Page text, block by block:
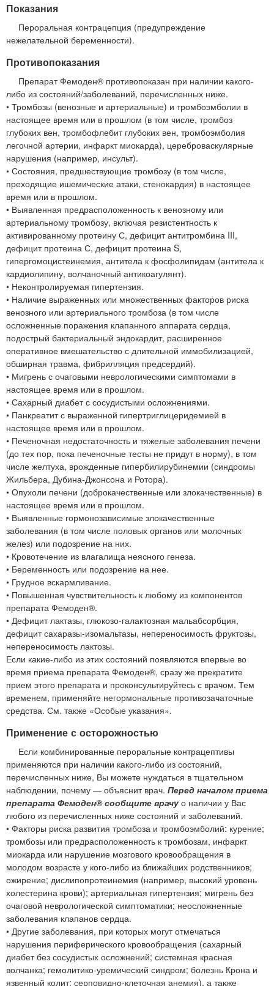
Показания
Пероральная контрацепция (предупреждение
нежелательной беременности).
Противопоказания
Препарат Фемоден® противопоказан при наличии какого-
либо из состояний/заболеваний, перечисленных ниже.
• Тромбозы (венозные и артериальные) и тромбоэмболии в
настоящее время или в прошлом (в том числе, тромбоз
глубоких вен, тромбофлебит глубоких вен, тромбоэмболия
легочной артерии, инфаркт миокарда), цереброваскулярные
нарушения (например, инсульт).
• Состояния, предшествующие тромбозу (в том числе,
преходящие ишемические атаки, стенокардия) в настоящее
время или в прошлом.
• Выявленная предрасположенность к венозному или
артериальному тромбозу, включая резистентность к
активированному протеину С, дефицит антитромбина III,
дефицит протеина С, дефицит протеина S,
гипергомоцистеинемия, антитела к фосфолипидам (антитела к
кардиолипину, волчаночный антикоагулянт).
• Неконтролируемая гипертензия.
• Наличие выраженных или множественных факторов риска
венозного или артериального тромбоза (в том числе
осложненные поражения клапанного аппарата сердца,
подострый бактериальный эндокардит, расширенное
оперативное вмешательство с длительной иммобилизацией,
обширная травма, фибрилляция предсердий).
• Мигрень с очаговыми неврологическими симптомами в
настоящее время или в прошлом.
• Сахарный диабет с сосудистыми осложнениями.
• Панкреатит с выраженной гипертриглицеридемией в
настоящее время или в прошлом.
• Печеночная недостаточность и тяжелые заболевания печени
(до тех пор, пока печеночные тесты не придут в норму), в том
числе желтуха, врожденные гипербилирубинемии (синдромы
Жильбера, Дубина-Джонсона и Ротора).
• Опухоли печени (доброкачественные или злокачественные) в
настоящее время или в прошлом.
• Выявленные гормонозависимые злокачественные
заболевания (в том числе половых органов или молочных
желез) или подозрение на них.
• Кровотечение из влагалища неясного генеза.
• Беременность или подозрение на нее.
• Грудное вскармливание.
• Повышенная чувствительность к любому из компонентов
препарата Фемоден®.
• Дефицит лактазы, глюкозо-галактозная мальабсорбция,
дефицит сахаразы-изомальтазы, непереносимость фруктозы,
непереносимость лактозы.
Если какие-либо из этих состояний появляются впервые во
время приема препарата Фемоден®, сразу же прекратите
прием этого препарата и проконсультируйтесь с врачом. Тем
временем, применяйте негормональные противозачаточные
средства. См. также «Особые указания».
Применение с осторожностью
Если комбинированные пероральные контрацептивы
применяются при наличии какого-либо из состояний,
перечисленных ниже, Вы можете нуждаться в тщательном
наблюдении, почему — объяснит врач. Перед началом приема
препарата Фемоден® сообщите врачу о наличии у Вас
любого из перечисленных ниже состояний и заболеваний.
• Факторы риска развития тромбоза и тромбоэмболий: курение;
тромбозы или предрасположенность к тромбозам, инфаркт
миокарда или нарушение мозгового кровообращения в
молодом возрасте у кого-либо из ближайших родственников;
ожирение; дислипопротеинемия (например, высокий уровень
холестерина крови); артериальная гипертензия; мигрень без
очаговой неврологической симптоматики; неосложненные
заболевания клапанов сердца.
• Другие заболевания, при которых могут отмечаться
нарушения периферического кровообращения (сахарный
диабет без сосудистых осложнений; системная красная
волчанка; гемолитико-уремический синдром; болезнь Крона и
язвенный колит; серповидно-клеточная анемия), а также